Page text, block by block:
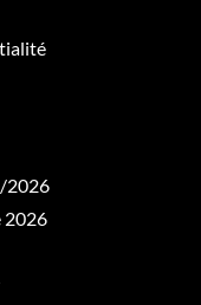
2026
2026